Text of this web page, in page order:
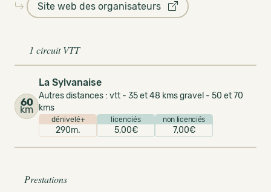
Site web des organisateurs
1 circuit VTT
60
km
La Sylvanaise
Autres distances : vtt - 35 et 48 kms gravel - 50 et 70
kms
dénivelé+
290m.
licenciés
5,00€
non licenciés
7,00€
Prestations